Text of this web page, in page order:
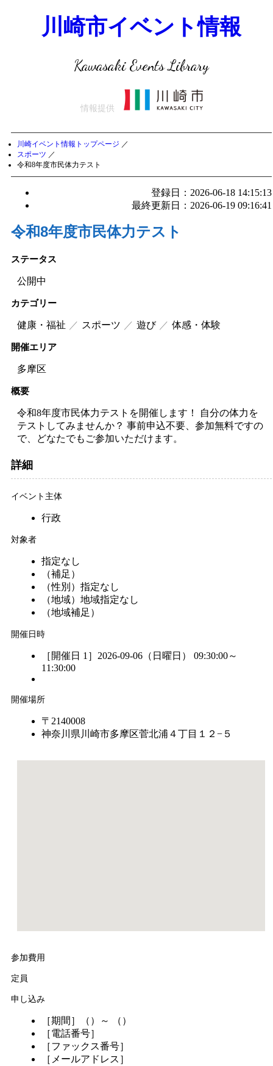
川崎市イベント情報
Kawasaki Events Library
情報提供
川崎イベント情報トップページ ／
スポーツ ／
令和8年度市民体力テスト
登録日：2026-06-18 14:15:13
最終更新日：2026-06-19 09:16:41
令和8年度市民体力テスト
ステータス
公開中
カテゴリー
健康・福祉 スポーツ 遊び 体感・体験
開催エリア
多摩区
概要
令和8年度市民体力テストを開催します！ 自分の体力を
テストしてみませんか？ 事前申込不要、参加無料ですの
で、どなたでもご参加いただけます。
詳細
イベント主体
行政
対象者
指定なし
（補足）
（性別） 指定なし
（地域） 地域指定なし
（地域補足）
開催日時
［開催日 1］2026-09-06（日曜日） 09:30:00～
11:30:00
開催場所
〒2140008
神奈川県川崎市多摩区菅北浦４丁目１２−５
参加費用
定員
申し込み
［期間］（）～ （）
［電話番号］
［ファックス番号］
［メールアドレス］